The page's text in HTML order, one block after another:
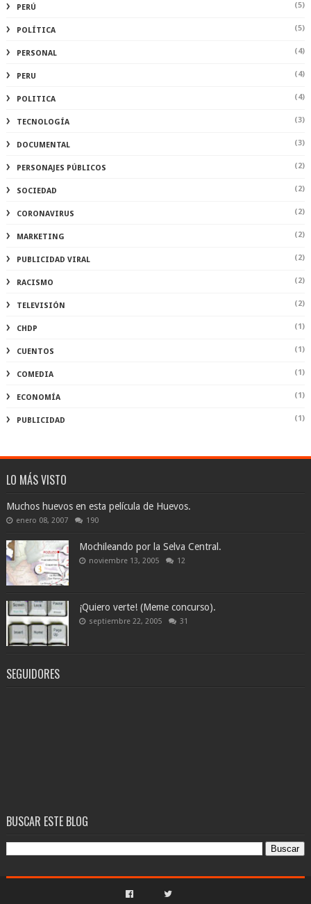
PERÚ (5)
POLÍTICA (5)
PERSONAL (4)
PERU (4)
POLITICA (4)
TECNOLOGÍA (3)
DOCUMENTAL (3)
PERSONAJES PÚBLICOS (2)
SOCIEDAD (2)
CORONAVIRUS (2)
MARKETING (2)
PUBLICIDAD VIRAL (2)
RACISMO (2)
TELEVISIÓN (2)
CHDP (1)
CUENTOS (1)
COMEDIA (1)
ECONOMÍA (1)
PUBLICIDAD (1)
LO MÁS VISTO
Muchos huevos en esta película de Huevos.
enero 08, 2007 190
Mochileando por la Selva Central.
noviembre 13, 2005 12
¡Quiero verte! (Meme concurso).
septiembre 22, 2005 31
SEGUIDORES
BUSCAR ESTE BLOG